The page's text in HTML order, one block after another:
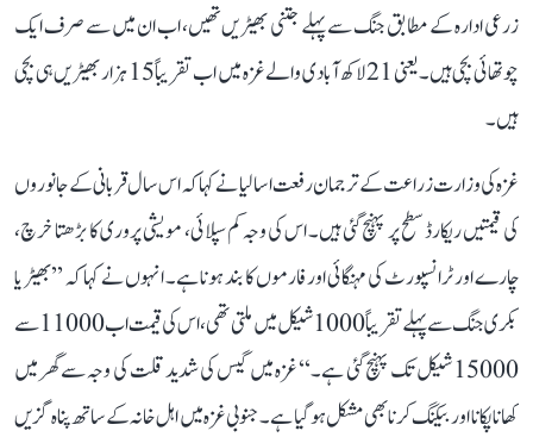
زرعی ادارہ کے مطابق جنگ سے پہلے جتنی بھیڑیں تھیں، اب ان میں سے صرف ایک
چوتھائی بچی ہیں۔ یعنی 21 لاکھ آبادی والے غزہ میں اب تقریباً 15 ہزار بھیڑیں ہی بچی
ہیں۔
غزہ کی وزارت زراعت کے ترجمان رفعت اسالیا نے کہا کہ اس سال قربانی کے جانوروں
کی قیمتیں ریکارڈ سطح پر پہنچ گئی ہیں۔ اس کی وجہ کم سپلائی، مویشی پروری کا بڑھتا خرچ،
چارے اور ٹرانسپورٹ کی مہنگائی اور فارموں کا بند ہونا ہے۔ انہوں نے کہا کہ ’’بھیڑ یا
بکری جنگ سے پہلے تقریباً 1000 شیکل میں ملتی تھی، اس کی قیمت اب 11000 سے
15000 شیکل تک پہنچ گئی ہے۔‘‘ غزہ میں گیس کی شدید قلت کی وجہ سے گھر میں
کھانا پکانا اور بیکنگ کرنا بھی مشکل ہو گیا ہے۔ جنوبی غزہ میں اہل خانہ کے ساتھ پناہ گزیں